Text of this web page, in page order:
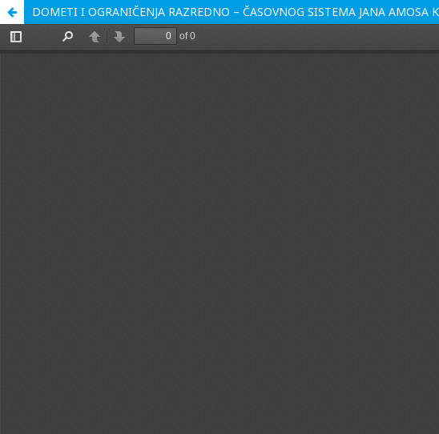
DOMETI I OGRANIČENJA RAZREDNO – ČASOVNOG SISTEMA JANA AMOSA